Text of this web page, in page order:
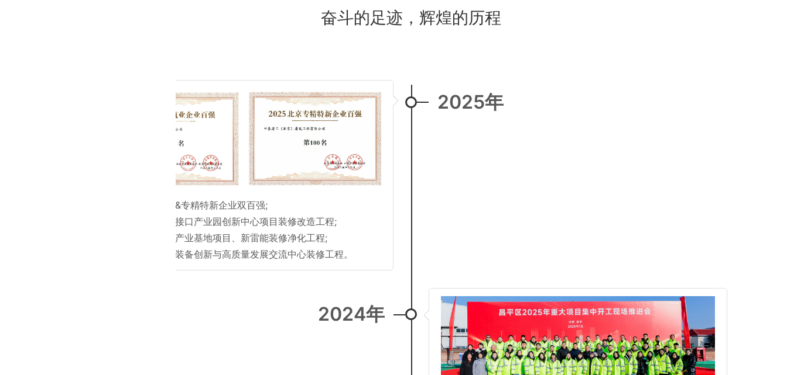
奋斗的足迹，辉煌的历程
● 北京建筑企业&专精特新企业双百强;
● 脑科学与脑机接口产业园创新中心项目装修改造工程;
● 医药健康诊断产业基地项目、新雷能装修净化工程;
● 中国高端医疗装备创新与高质量发展交流中心装修工程。
2025年
2024年